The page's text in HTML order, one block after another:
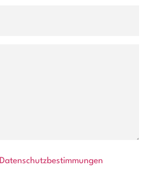
Datenschutzbestimmungen